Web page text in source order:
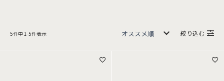
5件中 1 -5件表示 絞り込む